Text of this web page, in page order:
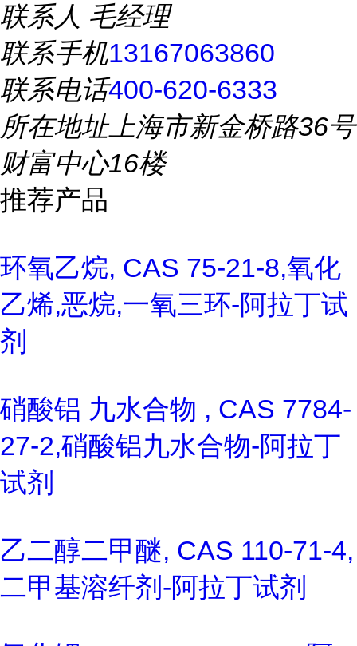
联系人 毛经理
联系手机13167063860
联系电话400-620-6333
所在地址上海市新金桥路36号
财富中心16楼
推荐产品
环氧乙烷, CAS 75-21-8,氧化
乙烯,恶烷,一氧三环-阿拉丁试
剂
硝酸铝 九水合物 , CAS 7784-
27-2,硝酸铝九水合物-阿拉丁
试剂
乙二醇二甲醚, CAS 110-71-4,
二甲基溶纤剂-阿拉丁试剂